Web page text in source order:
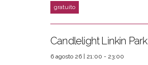
Candlelight Linkin Park
6 agosto 26 | 21:00 - 23:00